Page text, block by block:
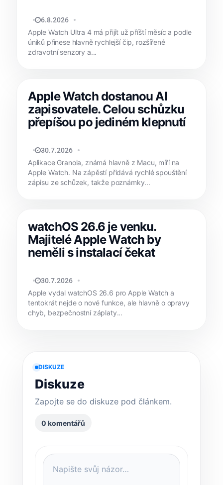
JAN HOLEŠ
6.8.2026
Apple Watch Ultra 4 má přijít už příští měsíc a podle
úniků přinese hlavně rychlejší čip, rozšířené
zdravotní senzory a...
Apple Watch dostanou AI
zapisovatele. Celou schůzku
přepíšou po jediném klepnutí
MATYÁŠ KOZÁK
30.7.2026
Aplikace Granola, známá hlavně z Macu, míří na
Apple Watch. Na zápěstí přidává rychlé spouštění
zápisu ze schůzek, takže poznámky...
watchOS 26.6 je venku.
Majitelé Apple Watch by
neměli s instalací čekat
MATYÁŠ KOZÁK
30.7.2026
Apple vydal watchOS 26.6 pro Apple Watch a
tentokrát nejde o nové funkce, ale hlavně o opravy
chyb, bezpečnostní záplaty...
DISKUZE
Diskuze
Zapojte se do diskuze pod článkem.
0 komentářů